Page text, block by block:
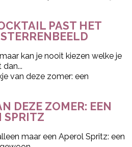
PAST HET
kan je nooit kiezen welke je
DEZE ZOMER: EEN
SPRITZ
maar een Aperol Spritz: een